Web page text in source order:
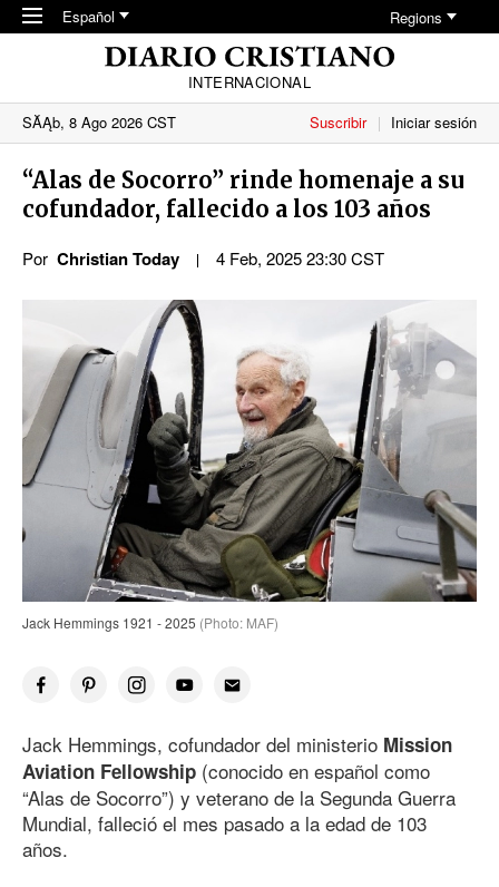
Skip to main content
Español Regions
INTERNACIONAL
SĂĄb, 8 Ago 2026 CST
Suscribir Iniciar sesión
“Alas de Socorro” rinde homenaje a su
cofundador, fallecido a los 103 años
Por Christian Today 4 Feb, 2025 23:30 CST
Jack Hemmings 1921 - 2025 (Photo: MAF)
Jack Hemmings, cofundador del ministerio Mission
Aviation Fellowship (conocido en español como
“Alas de Socorro”) y veterano de la Segunda Guerra
Mundial, falleció el mes pasado a la edad de 103
años.